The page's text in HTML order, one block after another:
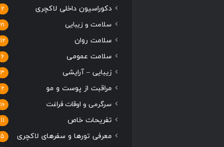
دکوراسیون داخلی لاکچری 2
سلامت و زیبایی 21
سلامت روان 12
سلامت عمومی 6
زیبایی – آرایشی 3
مراقبت از پوست و مو 2
سرگرمی و اوقات فراغت 16
تفریحات خاص 11
معرفی تورها و سفرهای لاکچری 5